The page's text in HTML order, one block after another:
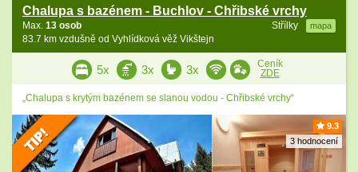
Chalupa s bazénem - Buchlov - Chřibské vrchy
Střílky mapa
Max. 13 osob
83.7 km vzdušně od Vyhlídková věž Vikštejn
5x 3x 3x
Ceník
ZDE
„Chalupa s krytým bazénem se slanou vodou - Chřibské vrchy“
9.3
3 hodnocení